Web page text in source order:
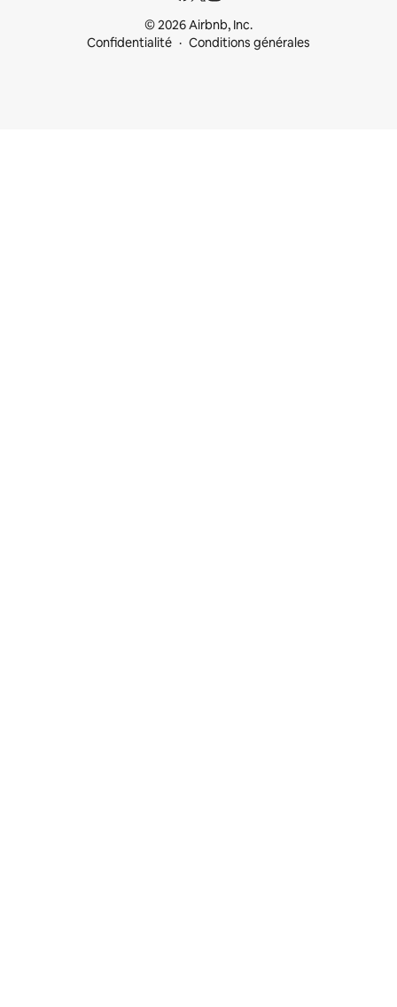
© 2026 Airbnb, Inc.
Confidentialité
Conditions générales